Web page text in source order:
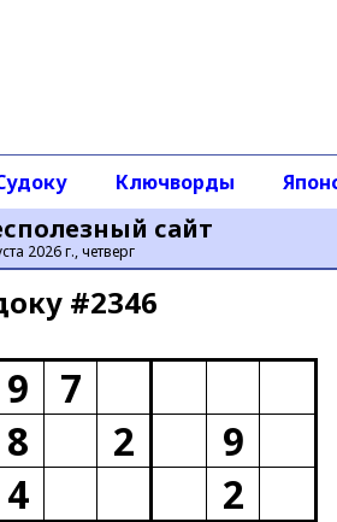
сайт
2026 г., четверг
Ключворды
#2346
9
7
8 2
9
4
2